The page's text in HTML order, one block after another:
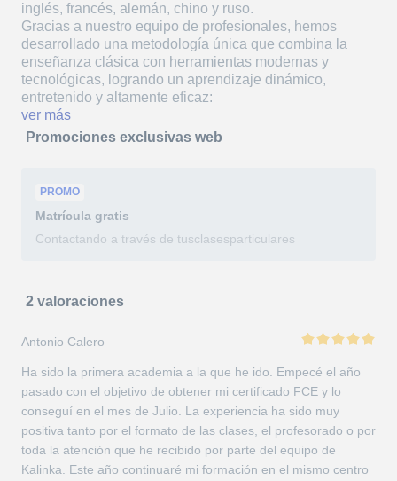
inglés, francés, alemán, chino y ruso.
Gracias a nuestro equipo de profesionales, hemos
desarrollado una metodología única que combina la
enseñanza clásica con herramientas modernas y
tecnológicas, logrando un aprendizaje dinámico,
entretenido y altamente eficaz:
ver más
Promociones exclusivas web
PROMO
Matrícula gratis
Contactando a través de tusclasesparticulares
2 valoraciones
Antonio Calero
Ha sido la primera academia a la que he ido. Empecé el año
pasado con el objetivo de obtener mi certificado FCE y lo
conseguí en el mes de Julio. La experiencia ha sido muy
positiva tanto por el formato de las clases, el profesorado o por
toda la atención que he recibido por parte del equipo de
Kalinka. Este año continuaré mi formación en el mismo centro